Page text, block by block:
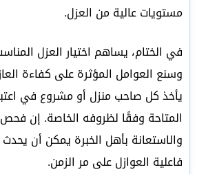
مستويات عالية من العزل.
في الختام، يساهم اختيار العزل
وسنع العوامل المؤثرة على كفاءة
يأخذ كل صاحب منزل أو مشروع في
المتاحة وفقًا لظروفه الخاصة. إن فحص
والاستعانة بأهل الخبرة يمكن أن
فاعلية العوازل على مر الزمن.